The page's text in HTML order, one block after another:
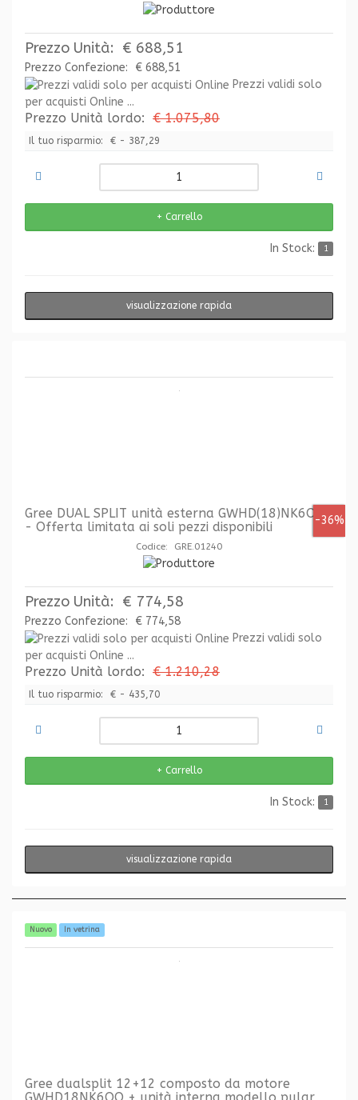
Prezzo Unità: € 688,51
Prezzo Confezione:
€ 688,51
Prezzi validi solo
per acquisti Online ...
Prezzo Unità lordo: € 1.075,80
Il tuo risparmio: € - 387,29
In Stock: 1
visualizzazione rapida
-36%
Gree DUAL SPLIT unità esterna GWHD(18)NK6OO
- Offerta limitata ai soli pezzi disponibili
Codice: GRE.01240
Prezzo Unità: € 774,58
Prezzo Confezione:
€ 774,58
Prezzi validi solo
per acquisti Online ...
Prezzo Unità lordo: € 1.210,28
Il tuo risparmio: € - 435,70
In Stock: 1
visualizzazione rapida
Nuovo In vetrina
Gree dualsplit 12+12 composto da motore